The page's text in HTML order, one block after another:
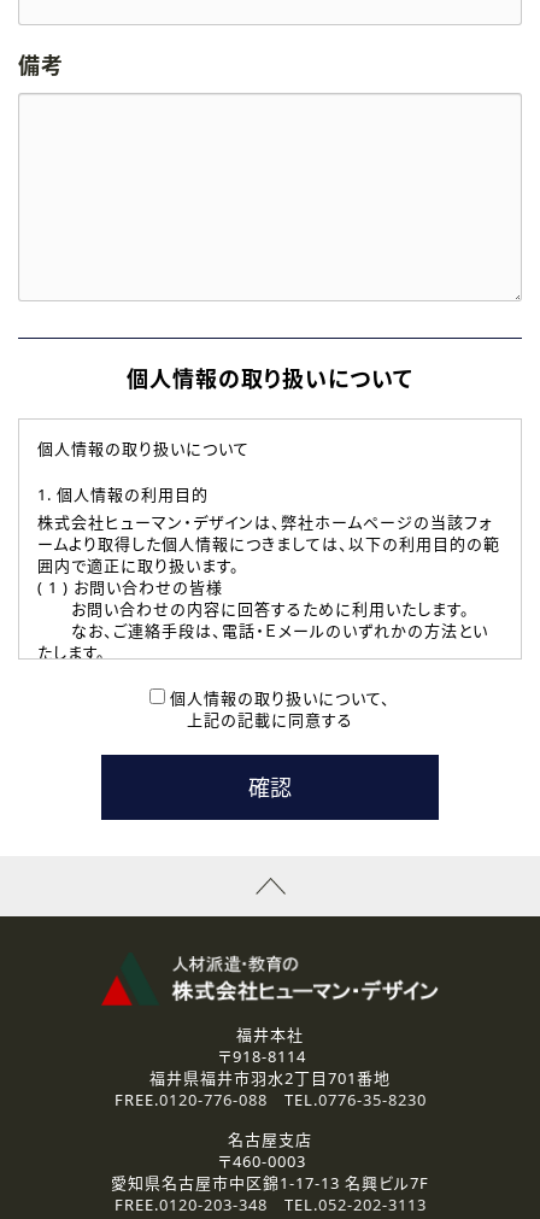
備考
個人情報の取り扱いについて
個人情報の取り扱いについて
1. 個人情報の利用目的
株式会社ヒューマン・デザインは、弊社ホームページの当該フォ
ームより取得した個人情報につきましては、以下の利用目的の範
囲内で適正に取り扱います。
( 1 ) お問い合わせの皆様
お問い合わせの内容に回答するために利用いたします。
なお、ご連絡手段は、電話・Ｅメールのいずれかの方法とい
たします。
本登録に関するご連絡および本登録時の参考情報として利
たします。
( 3 ) スタッフ派遣を検討されている企業の皆様
お問い合わせの内容に回答するために利用いたします。
なお、ご連絡手段は、電話・Ｅメールのいずれかの方法とい
資料送付、受講相談に関するご連絡のために利用いたしま
その他、お問い合わせの内容に回答するために利用いたし
なお、ご連絡手段は、電話・Ｅメールのいずれかの方法とい
2.個人情報の第三者提供
ご提供いただいた個人情報は、法令等の規定に従う場合を除き、
3.個人情報の取り扱いの委託
弊社の定める個人情報保護の評価基準を満たした委託先に、個
人情報を委託する場合があります。
個人情報の取り扱いについて、
上記の記載に同意する
福井本社
〒918-8114
福井県福井市羽水2丁目701番地
FREE.0120-776-088 TEL.0776-35-8230
名古屋支店
〒460-0003
愛知県名古屋市中区錦1-17-13 名興ビル7F
FREE.0120-203-348 TEL.052-202-3113